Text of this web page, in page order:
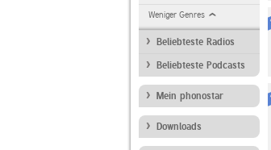
Weniger Genres
Beliebteste Radios
Beliebteste Podcasts
Mein phonostar
Downloads